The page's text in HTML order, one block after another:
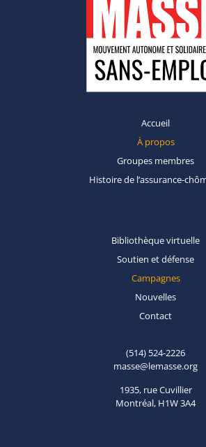
Accueil
À propos
Groupes membres
Histoire de l’assurance-
Bibliothèquevirtuelle
Soutien etdéfense
Campagnes
Nouvelles
Contact
(514) 524-2226
masse@lemasse.org
1935, rue Cuvillier
Montréal, H1W 3A4